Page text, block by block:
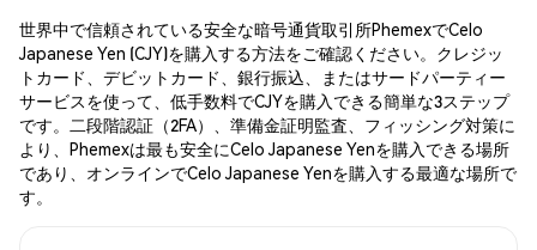
世界中で信頼されている安全な暗号通貨取引所PhemexでCelo
Japanese Yen (CJY)を購入する方法をご確認ください。クレジッ
トカード、デビットカード、銀行振込、またはサードパーティー
サービスを使って、低手数料でCJYを購入できる簡単な3ステップ
です。二段階認証（2FA）、準備金証明監査、フィッシング対策に
より、Phemexは最も安全にCelo Japanese Yenを購入できる場所
であり、オンラインでCelo Japanese Yenを購入する最適な場所で
す。